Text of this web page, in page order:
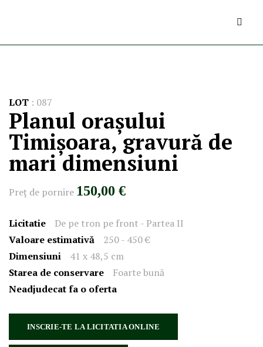
LOT : 087
Planul orașului
Timișoara, gravură de
mari dimensiuni
Preţ de pornire 150,00 €
Licitatie
De pe tron pe front - Partea II
Valoare estimativă
250 - 450 €
Dimensiuni
41 x 48,5 cm
Starea de conservare
Foarte bună
Neadjudecat fa o oferta
INSCRIE-TE LA LICITATIA ONLINE